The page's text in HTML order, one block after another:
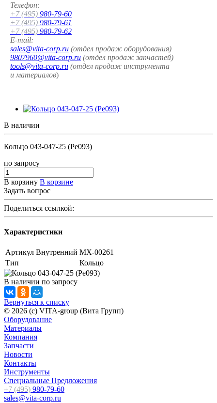
Телефон:
+7 (495) 980-79-60
+7 (495) 980-79-61
+7 (495) 980-79-62
E-mail:
sales@vita-corp.ru (отдел продаж оборудования)
9807960@vita-corp.ru (отдел продаж запчастей)
tools@vita-corp.ru (отдел продаж инструмента
и материалов)
В наличии
Кольцо 043-047-25 (Ре093)
по запросу
В корзину В корзине
Задать вопрос
Поделиться ссылкой:
Характеристики
Артикул Внутренний МХ-00261
Тип
Кольцо
В наличии по запросу
Вернуться к списку
© 2026 (c) VITA-group (Вита Групп)
Оборудование
Материалы
Компания
Запчасти
Новости
Контакты
Инструменты
Специальные Предложения
+7 (495) 980-79-60
sales@vita-corp.ru